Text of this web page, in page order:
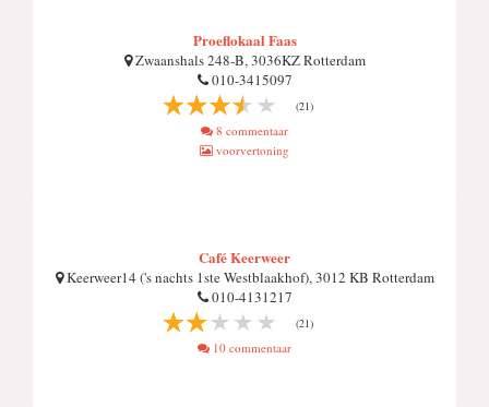
Proeflokaal Faas
Zwaanshals 248-B, 3036KZ Rotterdam
010-3415097
(21)
8 commentaar
voorvertoning
Café Keerweer
Keerweer14 ('s nachts 1ste Westblaakhof), 3012 KB Rotterdam
010-4131217
(21)
10 commentaar